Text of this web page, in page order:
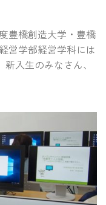
豊橋創造大学・豊橋
営学部経営学科には
入生のみなさん、